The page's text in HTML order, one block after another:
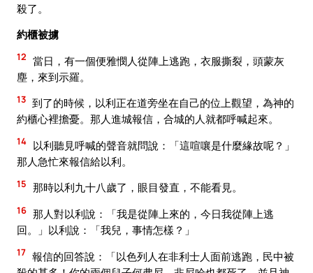
殺了。
約櫃被擄
12 當日，有一個便雅憫人從陣上逃跑，衣服撕裂，頭蒙灰
塵，來到示羅。
13 到了的時候，以利正在道旁坐在自己的位上觀望，為神的
約櫃心裡擔憂。那人進城報信，合城的人就都呼喊起來。
14 以利聽見呼喊的聲音就問說：「這喧嚷是什麼緣故呢？」
那人急忙來報信給以利。
15 那時以利九十八歲了，眼目發直，不能看見。
16 那人對以利說：「我是從陣上來的，今日我從陣上逃
回。」以利說：「我兒，事情怎樣？」
17 報信的回答說：「以色列人在非利士人面前逃跑，民中被